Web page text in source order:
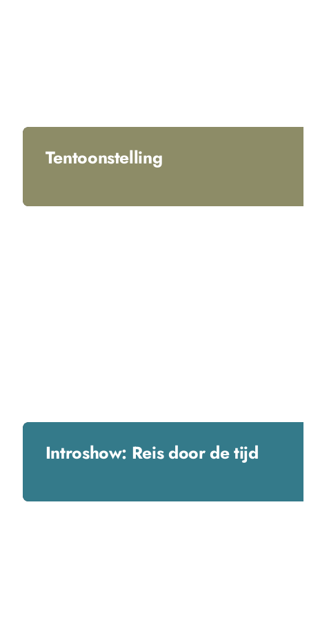
Tentoonstelling
Introshow: Reis door de tijd